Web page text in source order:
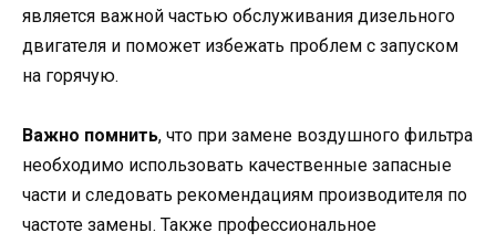
является важной частью обслуживания дизельного
двигателя и поможет избежать проблем с запуском
на горячую.
Важно помнить, что при замене воздушного фильтра
необходимо использовать качественные запасные
части и следовать рекомендациям производителя по
частоте замены. Также профессиональное